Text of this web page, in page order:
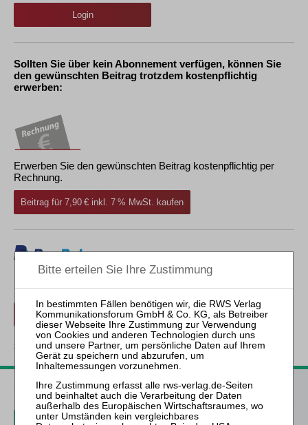
Login
Sollten Sie über kein Abonnement verfügen, können Sie
den gewünschten Beitrag trotzdem kostenpflichtig
erwerben:
Erwerben Sie den gewünschten Beitrag kostenpflichtig per
Rechnung.
Beitrag für 7,90 € inkl. 7 % MwSt. kaufen
Erwerben Sie den gewünschten Beitrag kostenpflichtig mit
PayPal.
Beitrag für 7,90 € inkl. 7 % MwSt. kaufen
zurück
ZfIR – Zeitschrift für Immobilienrecht
3 Ausgaben als kostenfreies Probe-Abo